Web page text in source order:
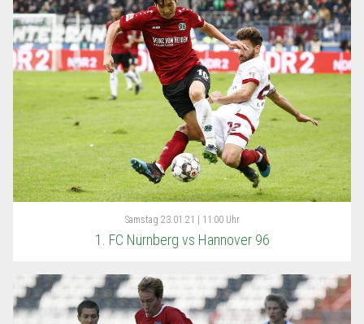
Samstag 23.01.21 | 11:00 Uhr
1. FC Nürnberg vs Hannover 96